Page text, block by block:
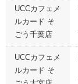
UCCカフェメ
ルカード そ
ごう千葉店
UCCカフェメ
ルカード そ